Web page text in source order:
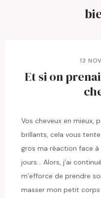
13
Et si on
Vos cheveux en mieux,
brillants, cela vous
gros ma réaction face à
jours… Alors, j’ai
m’efforce de prendre
masser mon petit